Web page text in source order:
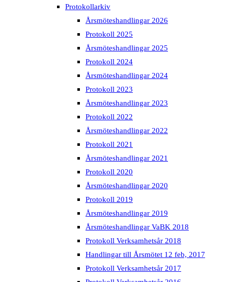
Protokollarkiv
Årsmöteshandlingar 2026
Protokoll 2025
Årsmöteshandlingar 2025
Protokoll 2024
Årsmöteshandlingar 2024
Protokoll 2023
Årsmöteshandlingar 2023
Protokoll 2022
Årsmöteshandlingar 2022
Protokoll 2021
Årsmöteshandlingar 2021
Protokoll 2020
Årsmöteshandlingar 2020
Protokoll 2019
Årsmöteshandlingar 2019
Årsmöteshandlingar VaBK 2018
Protokoll Verksamhetsår 2018
Handlingar till Årsmötet 12 feb, 2017
Protokoll Verksamhetsår 2017